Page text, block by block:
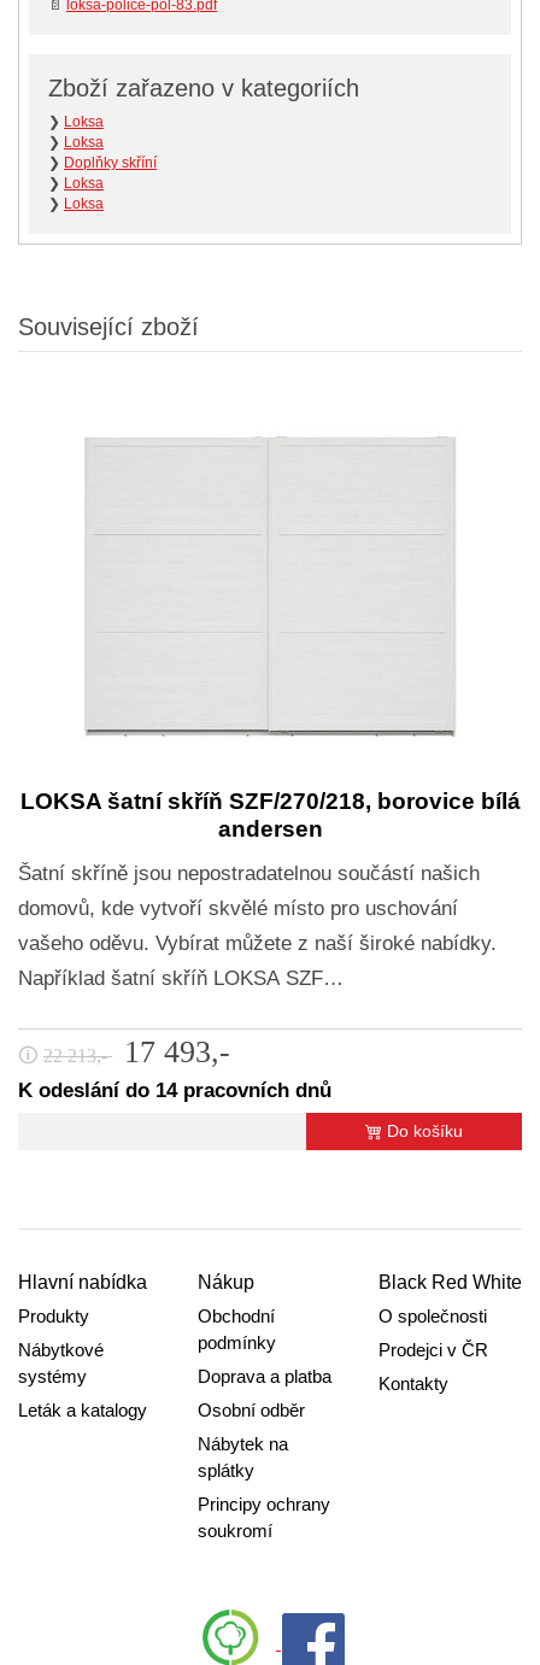
📄 loksa-police-pol-83.pdf
Zboží zařazeno v kategoriích
❯ Loksa
❯ Loksa
❯ Doplňky skříní
❯ Loksa
❯ Loksa
Související zboží
LOKSA šatní skříň SZF/270/218, borovice bílá
andersen
Šatní skříně jsou nepostradatelnou součástí našich
domovů, kde vytvoří skvělé místo pro uschování
vašeho oděvu. Vybírat můžete z naší široké nabídky.
Například šatní skříň LOKSA SZF…
🛈 22 213,- 17 493,-
K odeslání do 14 pracovních dnů
Do košíku
Hlavní nabídka
Produkty
Nábytkové
systémy
Leták a katalogy
Nákup
Obchodní
podmínky
Doprava a platba
Osobní odběr
Nábytek na
splátky
Principy ochrany
soukromí
Black Red White
O společnosti
Prodejci v ČR
Kontakty